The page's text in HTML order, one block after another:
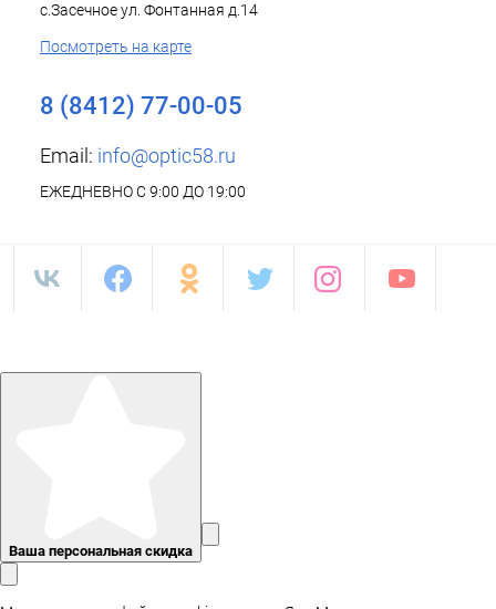
с.Засечное ул. Фонтанная д.14
Посмотреть на карте
8 (8412) 77-00-05
Email: info@optic58.ru
ЕЖЕДНЕВНО С 9:00 ДО 19:00
Ваша персональная скидка